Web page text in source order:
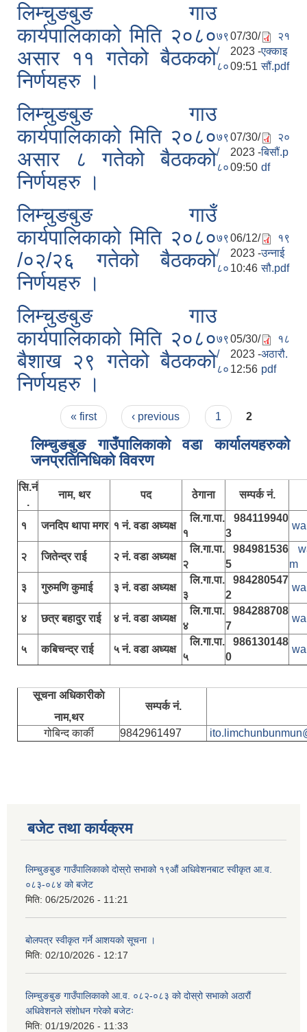
लिम्चुङबुङ गाउ
कार्यपालिकाको मिति २०८०
असार ११ गतेको बैठकको
निर्णयहरु ।
७९
/
८०
07/30/
2023 -
09:51
२१
एक्काइ
सौं.pdf
लिम्चुङबुङ गाउ
कार्यपालिकाको मिति २०८०
असार ८ गतेको बैठकको
निर्णयहरु ।
७९
/
८०
07/30/
2023 -
09:50
२०
बिसौं.p
df
लिम्चुङबुङ गाउँ
कार्यपालिकाको मिति २०८०
/०२/२६ गतेको बैठकको
निर्णयहरु ।
७९
/
८०
06/12/
2023 -
10:46
१९
उन्नाई
सौ.pdf
लिम्चुङबुङ गाउ
कार्यपालिकाको मिति २०८०
बैशाख २९ गतेको बैठकको
निर्णयहरु ।
७९
/
८०
05/30/
2023 -
12:56
१८
अठारौ.
pdf
Pages« first ‹ previous 1 2
लिम्चुङबुङ गाउँपालिकाकाे वडा कार्यालयहरुकाे
जनप्रतिनिधिकाे विवरण
सि.नं
.
नाम, थर पद ठेगाना सम्पर्क नं.
१ जनदिप थापा मगर १ नं. वडा अध्यक्ष
लि.गा.पा.
१
984119940
3
२ जितेन्द्र राई २ नं. वडा अध्यक्ष
लि.गा.पा.
२
984981536
5
m
३
गुरुमणि कुमाई ३ नं. वडा अध्यक्ष
लि.गा.पा.
३
984280547
2
४ छत्र बहादुर राई ४ नं. वडा अध्यक्ष
लि.गा.पा.
४
984288708
7
५ कबिचन्द्र राई ५ नं. वडा अध्यक्ष
लि.गा.पा.
५
986130148
0
सूचना अधिकारीकाे
नाम,थर
सम्पर्क नं.
गोबिन्द कार्की 9842961497
बजेट तथा कार्यक्रम
लिम्चुङबुङ गाउँपालिकाको दोस्रो सभाको १९औं अधिवेशनबाट स्वीकृत आ.व.
०८३-०८४ को बजेट
मिति: 06/25/2026 - 11:21
बोलपत्र स्वीकृत गर्ने आशयको सूचना ।
मिति: 02/10/2026 - 12:17
लिम्चुङबुङ गाउँपालिकाको आ.व. ०८२-०८३ को दोस्रो सभाको अठारौं
अधिवेशनले संशोधन गरेको बजेटः
मिति: 01/19/2026 - 11:33